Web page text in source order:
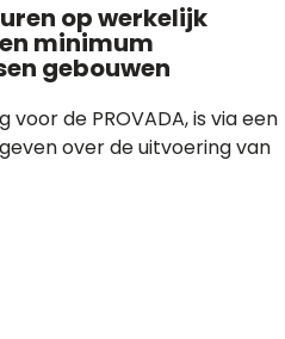
op werkelijk
minimum
gebouwen
de PROVADA, is via een
over de uitvoering van